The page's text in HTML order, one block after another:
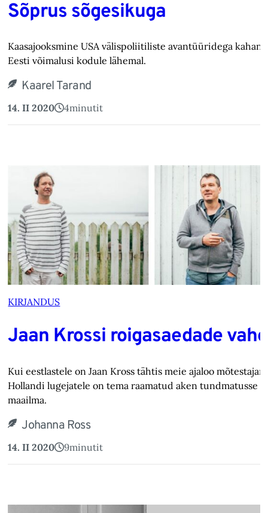
Sõprus sõgesikuga
Kaasajooksmine USA välispoliitiliste avantüüridega
Eesti võimalusi kodule lähemal.
Kaarel Tarand
14. II 2020 4minutit
KIRJANDUS
Jaan Krossi roigasaedade
Kui eestlastele on Jaan Kross tähtis meie ajaloo
Hollandi lugejatele on tema raamatud aken tundmatusse
maailma.
Johanna Ross
14. II 2020 9minutit